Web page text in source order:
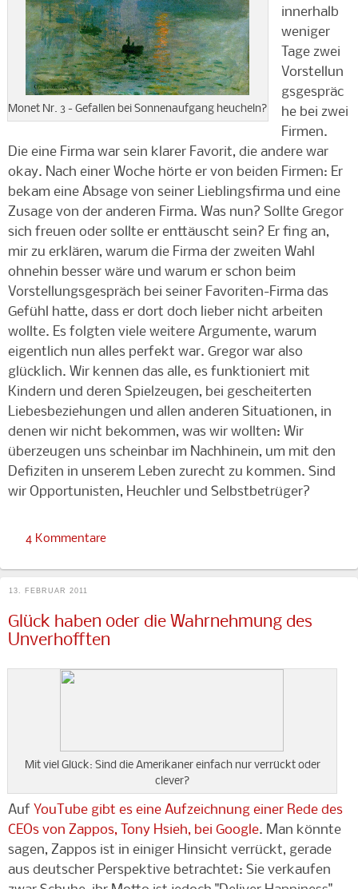
Monet Nr. 3 - Gefallen bei Sonnenaufgang heucheln?
innerhalb
weniger
Tage zwei
Vorstellun
gsgespräc
he bei zwei
Firmen.
Die eine Firma war sein klarer Favorit, die andere war
okay. Nach einer Woche hörte er von beiden Firmen: Er
bekam eine Absage von seiner Lieblingsfirma und eine
Zusage von der anderen Firma. Was nun? Sollte Gregor
sich freuen oder sollte er enttäuscht sein? Er fing an,
mir zu erklären, warum die Firma der zweiten Wahl
ohnehin besser wäre und warum er schon beim
Vorstellungsgespräch bei seiner Favoriten-Firma das
Gefühl hatte, dass er dort doch lieber nicht arbeiten
wollte. Es folgten viele weitere Argumente, warum
eigentlich nun alles perfekt war. Gregor war also
glücklich. Wir kennen das alle, es funktioniert mit
Kindern und deren Spielzeugen, bei gescheiterten
Liebesbeziehungen und allen anderen Situationen, in
denen wir nicht bekommen, was wir wollten: Wir
überzeugen uns scheinbar im Nachhinein, um mit den
Defiziten in unserem Leben zurecht zu kommen. Sind
wir Opportunisten, Heuchler und Selbstbetrüger?
4 Kommentare
13. FEBRUAR 2011
Glück haben oder die Wahrnehmung des
Unverhofften
Mit viel Glück: Sind die Amerikaner einfach nur verrückt oder
clever?
Auf YouTube gibt es eine Aufzeichnung einer Rede des
CEOs von Zappos, Tony Hsieh, bei Google. Man könnte
sagen, Zappos ist in einiger Hinsicht verrückt, gerade
aus deutscher Perspektive betrachtet: Sie verkaufen